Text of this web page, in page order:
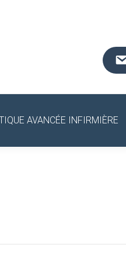
AVANCÉE INFIRMIÈRE